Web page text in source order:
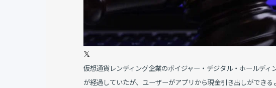
𝕏
仮想通貨レンディング企業のボイジャー・デジタル・ホールデ
が経過していたが、ユーザーがアプリから現金引き出しができる